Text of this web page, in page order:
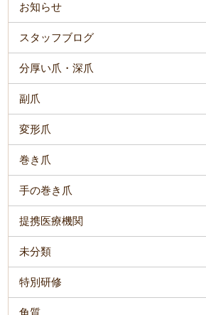
お知らせ
スタッフブログ
分厚い爪・深爪
副爪
変形爪
巻き爪
手の巻き爪
提携医療機関
未分類
特別研修